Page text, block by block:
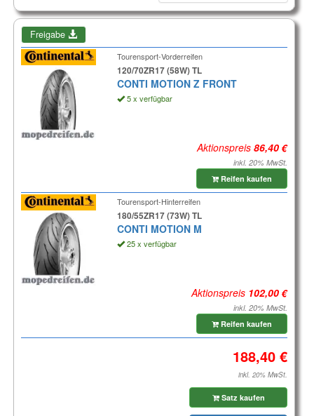
Freigabe
Tourensport-Vorderreifen
120/70ZR17 (58W) TL
CONTI MOTION Z FRONT
5 x verfügbar
Aktionspreis
inkl. 20% MwSt.
Reifen kaufen
Tourensport-Hinterreifen
180/55ZR17 (73W) TL
CONTI MOTION M
25 x verfügbar
Aktionspreis
inkl. 20% MwSt.
Reifen kaufen
inkl. 20% MwSt.
Satz kaufen